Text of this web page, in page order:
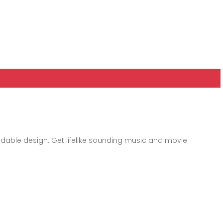
design. Get lifelike sounding music and movie